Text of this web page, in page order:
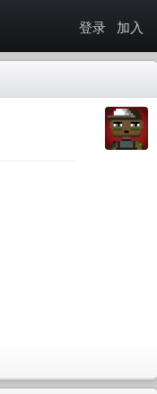
登录 加入